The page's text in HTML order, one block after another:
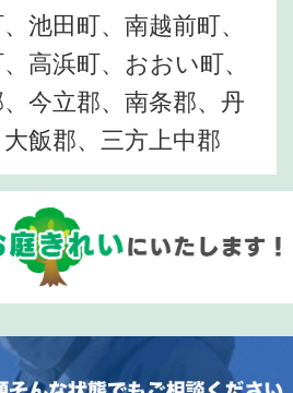
池田町、南越前町、
高浜町、おおい町、
今立郡、南条郡、丹
飯郡、三方上中郡